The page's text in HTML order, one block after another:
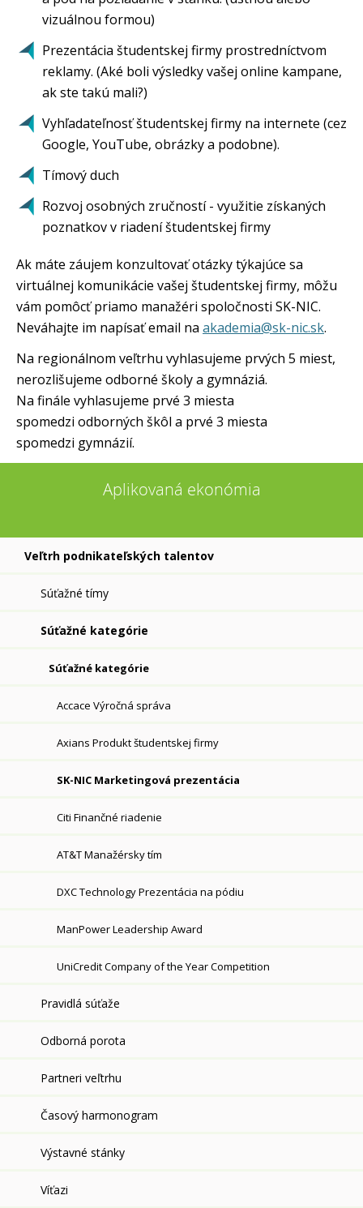
vizuálnou formou)
Prezentácia študentskej firmy prostredníctvom
reklamy. (Aké boli výsledky vašej online kampane,
ak ste takú mali?)
Vyhľadateľnosť študentskej firmy na internete (cez
Google, YouTube, obrázky a podobne).
Tímový duch
Rozvoj osobných zručností - využitie získaných
poznatkov v riadení študentskej firmy
Ak máte záujem konzultovať otázky týkajúce sa
virtuálnej komunikácie vašej študentskej firmy, môžu
vám pomôcť priamo manažéri spoločnosti SK-NIC.
Neváhajte im napísať email na akademia@sk-nic.sk.
Na regionálnom veľtrhu vyhlasujeme prvých 5 miest,
nerozlišujeme odborné školy a gymnáziá.
Na finále vyhlasujeme prvé 3 miesta
spomedzi odborných škôl a prvé 3 miesta
spomedzi gymnázií.
Aplikovaná ekonómia
Veľtrh podnikateľských talentov
Súťažné tímy
Súťažné kategórie
Súťažné kategórie
Accace Výročná správa
Axians Produkt študentskej firmy
SK-NIC Marketingová prezentácia
Citi Finančné riadenie
AT&T Manažérsky tím
DXC Technology Prezentácia na pódiu
ManPower Leadership Award
UniCredit Company of the Year Competition
Pravidlá súťaže
Odborná porota
Partneri veľtrhu
Časový harmonogram
Výstavné stánky
Víťazi